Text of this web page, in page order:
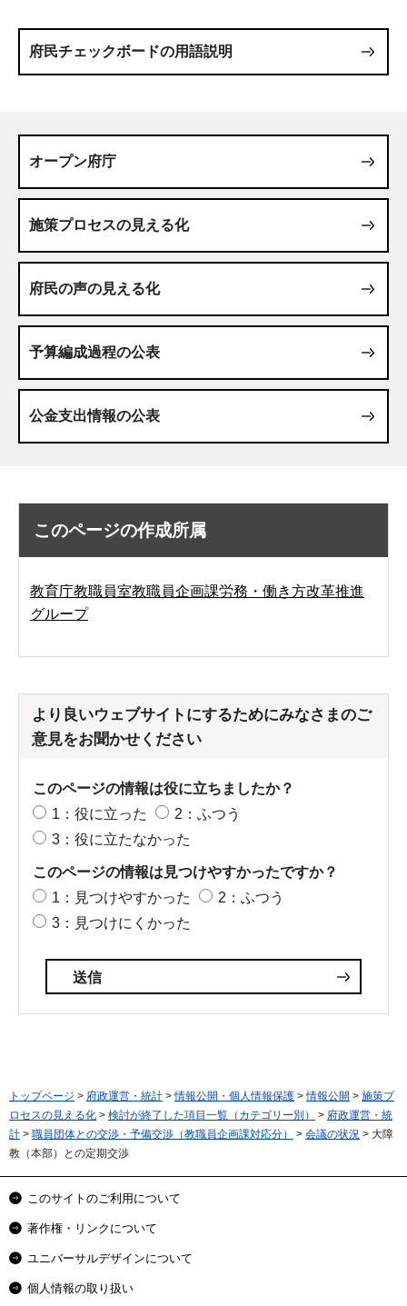
府民チェックボードの用語説明
オープン府庁
施策プロセスの見える化
府民の声の見える化
予算編成過程の公表
公金支出情報の公表
このページの作成所属
教育庁教職員室教職員企画課労務・働き方改革推進
グループ
より良いウェブサイトにするためにみなさまのご
意見をお聞かせください
このページの情報は役に立ちましたか？
1：役に立った
2：ふつう
3：役に立たなかった
このページの情報は見つけやすかったですか？
1：見つけやすかった
2：ふつう
3：見つけにくかった
トップページ > 府政運営・統計 >情報公開・個人情報保護 >情報公開 > 施策プ
ロセスの見える化 > 検討が終了した項目一覧（カテゴリー別） > 府政運営・統
計 > 職員団体との交渉・予備交渉（教職員企画課対応分） > 会議の状況 > 大障
教（本部）との定期交渉
このサイトのご利用について
著作権・リンクについて
ユニバーサルデザインについて
個人情報の取り扱い